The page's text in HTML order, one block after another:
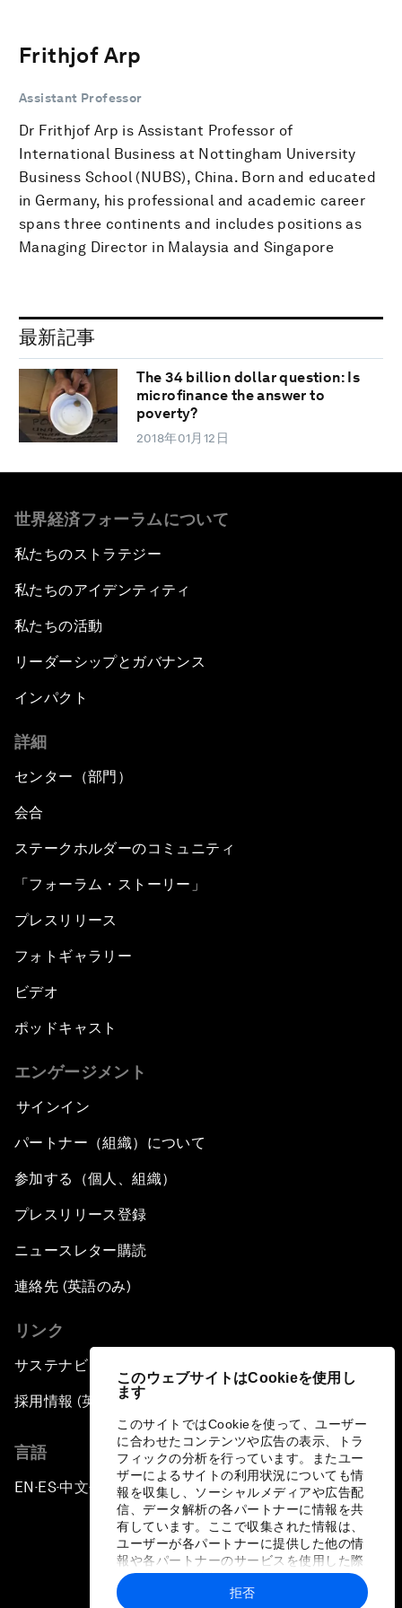
このウェブサイトはCookieを使用し
ます
このサイトではCookieを使って、ユーザー
に合わせたコンテンツや広告の表示、トラ
フィックの分析を行っています。またユー
ザーによるサイトの利用状況についても情
報を収集し、ソーシャルメディアや広告配
信、データ解析の各パートナーに情報を共
有しています。ここで収集された情報は、
ユーザーが各パートナーに提供した他の情
報や各パートナーのサービスを使用した際
に収集された情報と組み合わされ、各パー
トナーによって使用されることがありま
拒否
Frithjof Arp
Assistant Professor
Dr Frithjof Arp is Assistant Professor of
International Business at Nottingham University
Business School (NUBS), China. Born and educated
in Germany, his professional and academic career
spans three continents and includes positions as
Managing Director in Malaysia and Singapore
最新記事
The 34 billion dollar question: Is
microfinance the answer to
poverty?
2018年01月12日
世界経済フォーラムについて
私たちのストラテジー
私たちのアイデンティティ
私たちの活動
リーダーシップとガバナンス
インパクト
詳細
センター（部門）
会合
ステークホルダーのコミュニティ
「フォーラム・ストーリー」
プレスリリース
フォトギャラリー
ビデオ
ポッドキャスト
エンゲージメント
サインイン
パートナー（組織）について
参加する（個人、組織）
プレスリリース登録
ニュースレター購読
連絡先 (英語のみ)
リンク
サステナビリティへの取り組み
採用情報 (英語のみ)
言語
EN ▪ ES▪中文▪ 日本語